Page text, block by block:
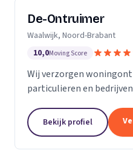
De-Ontruimer
Waalwijk, Noord-Brabant
10,0Moving Score
Wij verzorgen
particulieren en
Bekijk profiel